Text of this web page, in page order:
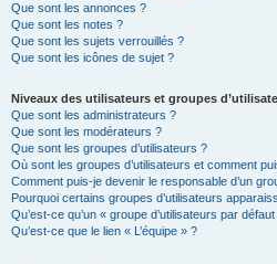
Que sont les annonces ?
Que sont les notes ?
Que sont les sujets verrouillés ?
Que sont les icônes de sujet ?
Niveaux des utilisateurs et groupes
Que sont les administrateurs ?
Que sont les modérateurs ?
Que sont les groupes d’utilisateurs ?
Où sont les groupes d’utilisateurs et comment
Comment puis-je devenir le responsable d’un
Pourquoi certains groupes d’utilisateurs
Qu’est-ce qu’un « groupe d’utilisateurs par
Qu’est-ce que le lien « L’équipe » ?